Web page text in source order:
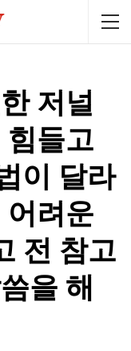
저널
들고
이 달라
려운
전 참고
을 해